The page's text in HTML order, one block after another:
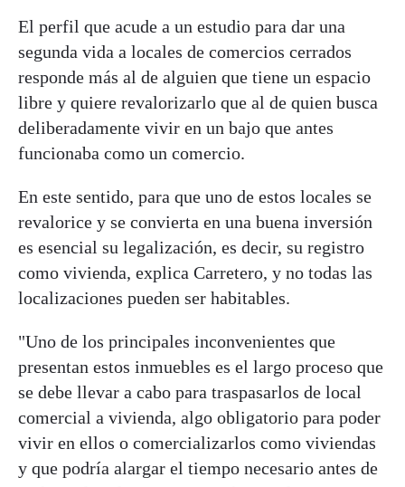
El perfil que acude a un estudio para dar una
segunda vida a locales de comercios cerrados
responde más al de alguien que tiene un espacio
libre y quiere revalorizarlo que al de quien busca
deliberadamente vivir en un bajo que antes
funcionaba como un comercio.
En este sentido, para que uno de estos locales se
revalorice y se convierta en una buena inversión
es esencial su legalización, es decir, su registro
como vivienda, explica Carretero, y no todas las
localizaciones pueden ser habitables.
"Uno de los principales inconvenientes que
presentan estos inmuebles es el largo proceso que
se debe llevar a cabo para traspasarlos de local
comercial a vivienda, algo obligatorio para poder
vivir en ellos o comercializarlos como viviendas
y que podría alargar el tiempo necesario antes de